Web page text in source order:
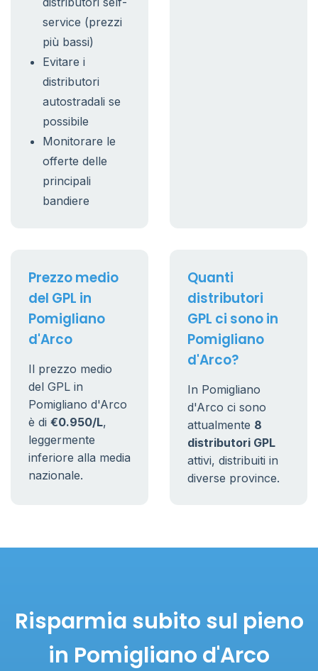
service (prezzi
più bassi)
Evitare i
distributori
autostradali se
possibile
Monitorare le
offerte delle
principali
bandiere
Prezzo medio
del GPL in
Pomigliano
d'Arco
Il prezzo medio
del GPL in
Pomigliano d'Arco
è di €0.950/L,
leggermente
inferiore alla media
nazionale.
Quanti
distributori
GPL ci sono in
Pomigliano
d'Arco?
In Pomigliano
d'Arco ci sono
attualmente 8
distributori GPL
attivi, distribuiti in
diverse province.
Risparmia subito sul pieno
in Pomigliano d'Arco